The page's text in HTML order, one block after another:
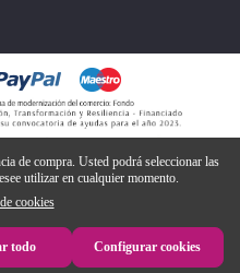
de compra. Usted podrá seleccionar las
utilizar en cualquier momento.
cookies
todo Configurar cookies